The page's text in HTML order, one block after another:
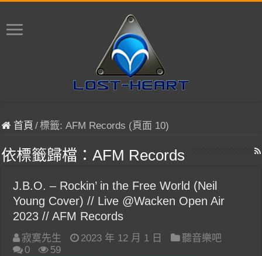
首頁 /標籤:AFM Records (頁面 10)
依標籤歸檔：AFM Records
J.B.O. – Rockin’ in the Free World (Neil
Young Cover) // Live @Wacken Open Air
2023 // AFM Records
寂寞先生 2023 年 12 月 1 日
聽音樂吧
0
59